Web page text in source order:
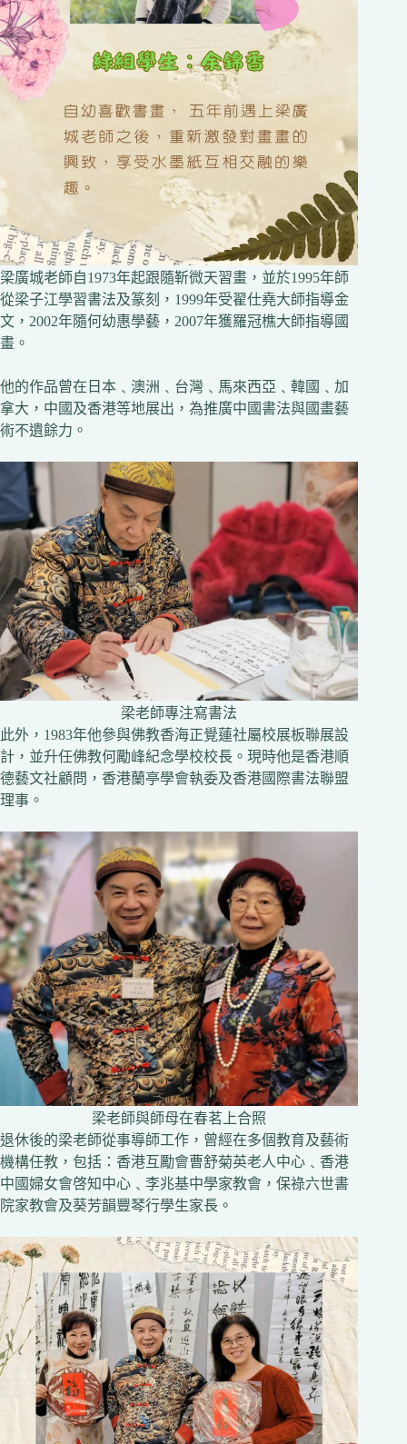
梁廣城老師自1973年起跟隨靳微天習畫，並於1995年師
從梁子江學習書法及篆刻，1999年受翟仕堯大師指導金
文，2002年隨何幼惠學藝，2007年獲羅冠樵大師指導國
畫。
他的作品曾在日本﹑澳洲﹑台灣﹑馬來西亞﹑韓國﹑加
拿大，中國及香港等地展出，為推廣中國書法與國畫藝
術不遺餘力。
梁老師專注寫書法
此外，1983年他參與佛教香海正覺蓮社屬校展板聯展設
計，並升任佛教何勵峰紀念學校校長。現時他是香港順
德藝文社顧問，香港蘭亭學會執委及香港國際書法聯盟
理事。
梁老師與師母在春茗上合照
退休後的梁老師從事導師工作，曾經在多個教育及藝術
機構任教，包括：香港互勵會曹舒菊英老人中心﹑香港
中國婦女會啓知中心﹑李兆基中學家教會，保祿六世書
院家教會及葵芳韻豐琴行學生家長。